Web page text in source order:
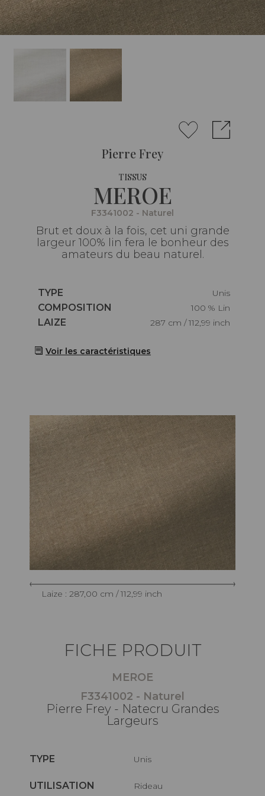
Pierre Frey
TISSUS
MEROE
F3341002 - Naturel
Brut et doux à la fois, cet uni grande
largeur 100% lin fera le bonheur des
amateurs du beau naturel.
Caractéristiques
TYPE
Unis
Caractéristiques
COMPOSITION
100 % Lin
Caractéristiques
LAIZE 287 cm / 112,99 inch
Voir les caractéristiques
Laize : 287,00 cm / 112,99 inch
FICHE PRODUIT
MEROE
F3341002 - Naturel
Pierre Frey - Natecru Grandes
Largeurs
TYPE Unis
UTILISATION Rideau